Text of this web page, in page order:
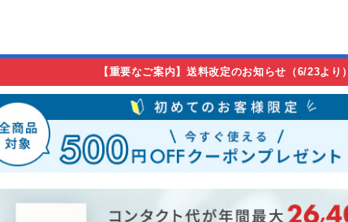
【重要なご案内】送料改定のお知らせ（6/23より）